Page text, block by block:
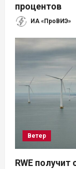
процентов
ИА «ПроВИЭ»
Ветер
RWE